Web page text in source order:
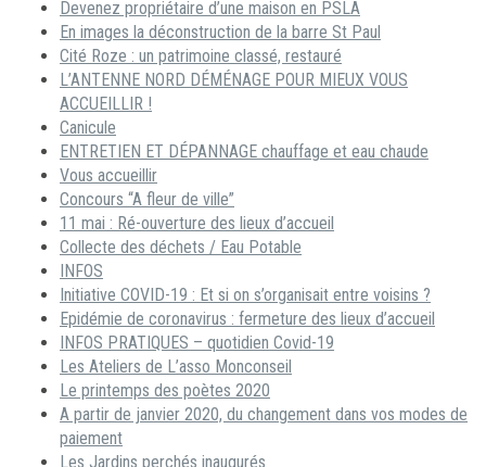
Devenez propriétaire d’une maison en PSLA
En images la déconstruction de la barre St Paul
Cité Roze : un patrimoine classé, restauré
L’ANTENNE NORD DÉMÉNAGE POUR MIEUX VOUS
ACCUEILLIR !
Canicule
ENTRETIEN ET DÉPANNAGE chauffage et eau chaude
Vous accueillir
Concours “A fleur de ville”
11 mai : Ré-ouverture des lieux d’accueil
Collecte des déchets / Eau Potable
INFOS
Initiative COVID-19 : Et si on s’organisait entre voisins ?
Epidémie de coronavirus : fermeture des lieux d’accueil
INFOS PRATIQUES – quotidien Covid-19
Les Ateliers de L’asso Monconseil
Le printemps des poètes 2020
A partir de janvier 2020, du changement dans vos modes de
paiement
Les Jardins perchés inaugurés